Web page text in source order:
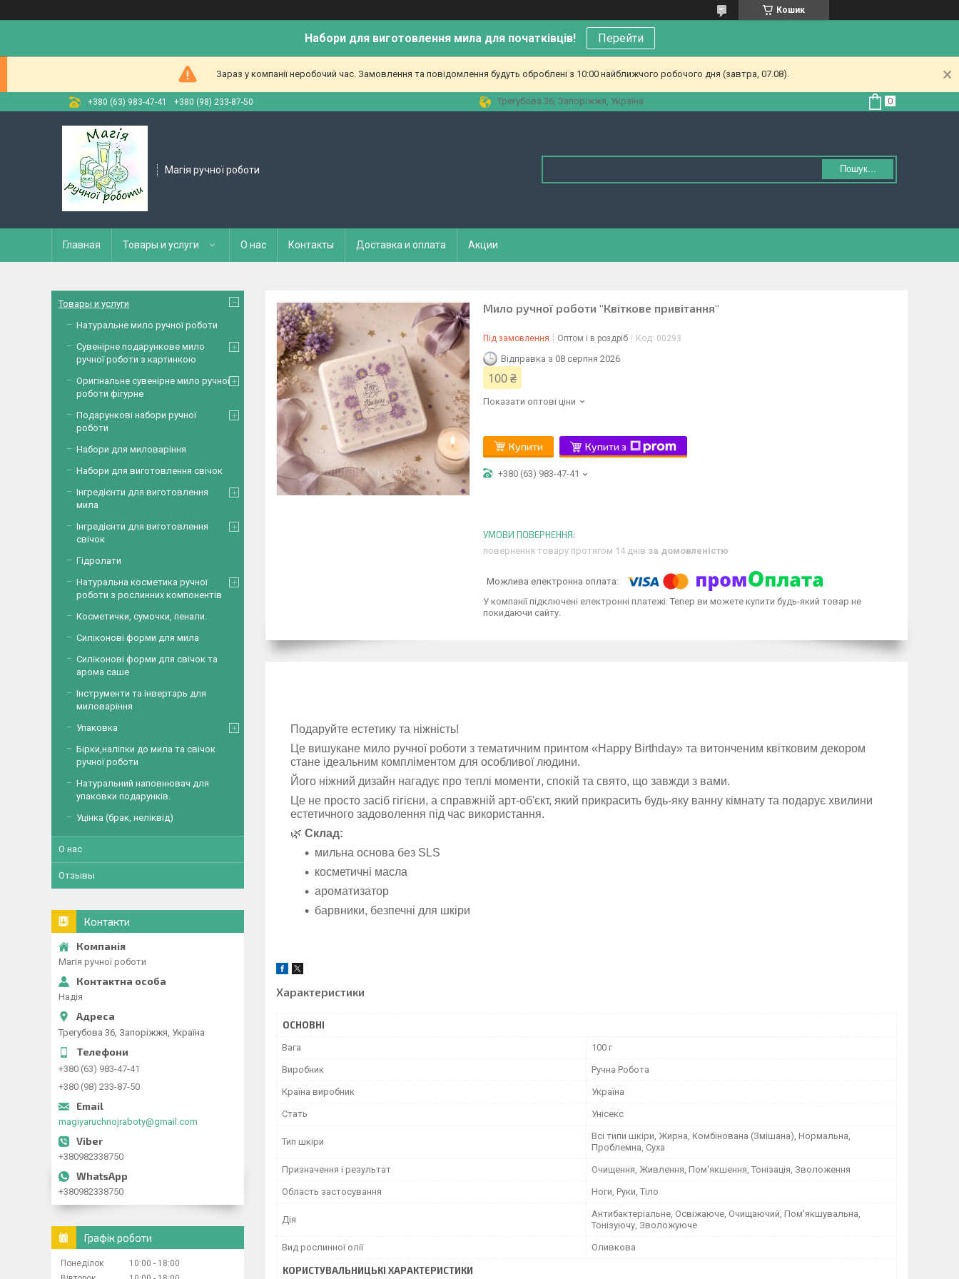
Кошик
Набори для виготовлення мила для початківців! Перейти
Зараз у компанії неробочий час. Замовлення та повідомлення будуть оброблені з 10:00 найближчого робочого дня (завтра, 07.08).
+380 (63) 983-47-41 +380 (98) 233-87-50 Трегубова 36, Запоріжжя, Україна
Магія ручної роботи Пошук...
Главная Товары и услуги О нас Контакты Доставка и оплата Акции
Мило ручної роботи "Квіткове привітання"
Під замовлення Оптом і в роздріб Код: 00293
Відправка з 08 серпня 2026
100 ₴
Показати оптові ціни
Купити Купити з
+380 (63) 983-47-41
повернення товару протягом 14 днів за домовленістю
У компанії підключені електронні платежі. Тепер ви можете купити будь-який товар не
покидаючи сайту.
Подаруйте естетику та ніжність!
Це вишукане мило ручної роботи з тематичним принтом «Happy Birthday» та витонченим квітковим декором
стане ідеальним компліментом для особливої людини.
Його ніжний дизайн нагадує про теплі моменти, спокій та свято, що завжди з вами.
Це не просто засіб гігієни, а справжній арт-об'єкт, який прикрасить будь-яку ванну кімнату та подарує хвилини
естетичного задоволення під час використання.
🌿 Склад:
мильна основа без SLS
косметичні масла
ароматизатор
барвники, безпечні для шкіри
Характеристики
ОСНОВНІ
Вага 100 г
Виробник Ручна Робота
Країна виробник Україна
Стать Унісекс
Тип шкіри
Всі типи шкіри, Жирна, Комбінована (Змішана), Нормальна,
Проблемна, Суха
Призначення і результат Очищення, Живлення, Пом'якшення, Тонізація, Зволоження
Область застосування Ноги, Руки, Тіло
Дія
Антибактеріальне, Освіжаюче, Очищаючий, Пом'якшувальна,
Тонізуючу, Зволожуюче
Вид рослинної олії Оливкова
КОРИСТУВАЛЬНИЦЬКІ ХАРАКТЕРИСТИКИ
Товары и услуги
Натуральне мило ручної роботи
Сувенірне подарункове мило
ручної роботи з картинкою
Оригінальне сувенірне мило ручної
роботи фігурне
Подарункові набори ручної
роботи
Набори для миловаріння
Набори для виготовлення свічок
Інгредієнти для виготовлення
мила
Інгредієнти для виготовлення
свічок
Гідролати
Натуральна косметика ручної
роботи з рослинних компонентів
Косметички, сумочки, пенали.
Силіконові форми для мила
Силіконові форми для свічок та
арома саше
Інструменти та інвертарь для
миловаріння
Упаковка
Бірки,наліпки до мила та свічок
ручної роботи
Натуральний наповнювач для
упаковки подарунків.
Уцінка (брак, неліквід)
О нас
Отзывы
Контакти
Магія ручної роботи
Надія
Трегубова 36, Запоріжжя, Україна
+380 (63) 983-47-41
+380 (98) 233-87-50
magiyaruchnojraboty@gmail.com
+380982338750
+380982338750
Графік роботи
Понеділок 10:00
18:00